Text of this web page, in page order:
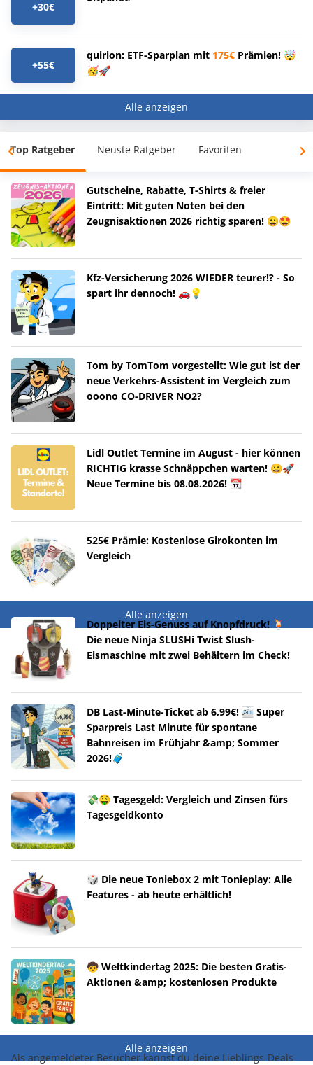
+30€
+55€
quirion: ETF-Sparplan mit 175€ Prämien! 🤯
🥳🚀
Alle anzeigen
Top Ratgeber Neuste Ratgeber Favoriten
Gutscheine, Rabatte, T-Shirts & freier
Eintritt: Mit guten Noten bei den
Zeugnisaktionen 2026 richtig sparen! 😀🤩
Kfz-Versicherung 2026 WIEDER teurer!? - So
spart ihr dennoch! 🚗💡
Tom by TomTom vorgestellt: Wie gut ist der
neue Verkehrs-Assistent im Vergleich zum
ooono CO-DRIVER NO2?
Lidl Outlet Termine im August - hier können
RICHTIG krasse Schnäppchen warten! 😀🚀
Neue Termine bis 08.08.2026! 📆
525€ Prämie: Kostenlose Girokonten im
Vergleich
Alle anzeigen
Doppelter Eis-Genuss auf Knopfdruck! 🍹
Die neue Ninja SLUSHi Twist Slush-
Eismaschine mit zwei Behältern im Check!
DB Last-Minute-Ticket ab 6,99€! 🚈 Super
Sparpreis Last Minute für spontane
Bahnreisen im Frühjahr &amp; Sommer
2026!🧳
💸🤑 Tagesgeld: Vergleich und Zinsen fürs
Tagesgeldkonto
🎲 Die neue Toniebox 2 mit Tonieplay: Alle
Features - ab heute erhältlich!
🧒 Weltkindertag 2025: Die besten Gratis-
Aktionen &amp; kostenlosen Produkte
Alle anzeigen
Als angemeldeter Besucher kannst du deine Lieblings-Deals